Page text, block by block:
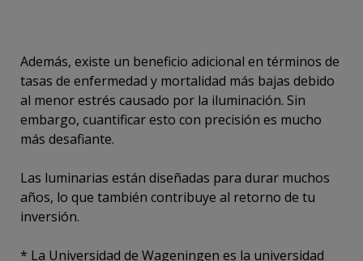
Además, existe un beneficio adicional en términos de
tasas de enfermedad y mortalidad más bajas debido
al menor estrés causado por la iluminación. Sin
embargo, cuantificar esto con precisión es mucho
más desafiante.
Las luminarias están diseñadas para durar muchos
años, lo que también contribuye al retorno de tu
inversión.
* La Universidad de Wageningen es la universidad